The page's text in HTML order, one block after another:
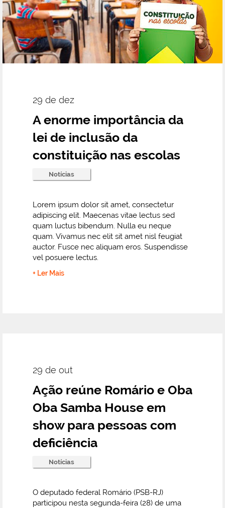
29 de dez
A enorme importância da
lei de inclusão da
constituição nas escolas
Notícias
Lorem ipsum dolor sit amet, consectetur
adipiscing elit. Maecenas vitae lectus sed
quam luctus bibendum. Nulla eu neque
quam. Vivamus nec elit sit amet nisl feugiat
auctor. Fusce nec aliquam eros. Suspendisse
vel posuere lectus.
+ Ler Mais
29 de out
Ação reúne Romário e Oba
Oba Samba House em
show para pessoas com
deficiência
Notícias
O deputado federal Romário (PSB-RJ)
participou nesta segunda-feira (28) de uma